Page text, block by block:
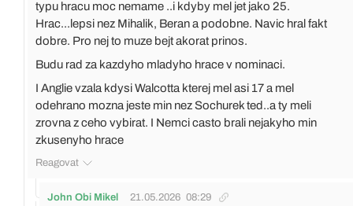
typu hracu moc nemame ..i kdyby mel jet jako 25.
Hrac...lepsi nez Mihalik, Beran a podobne. Navic hral fakt
dobre. Pro nej to muze bejt akorat prinos.
Budu rad za kazdyho mladyho hrace v nominaci.
I Anglie vzala kdysi Walcotta kterej mel asi 17 a mel
odehrano mozna jeste min nez Sochurek ted..a ty meli
zrovna z ceho vybirat. I Nemci casto brali nejakyho min
zkusenyho hrace
Reagovat
John Obi Mikel 21.05.2026 08:29